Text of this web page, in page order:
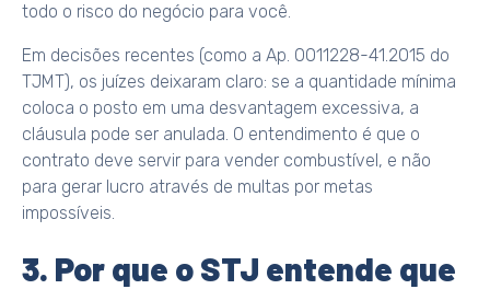
todo o risco do negócio para você.
Em decisões recentes (como a Ap. 0011228-41.2015 do
TJMT), os juízes deixaram claro: se a quantidade mínima
coloca o posto em uma desvantagem excessiva, a
cláusula pode ser anulada. O entendimento é que o
contrato deve servir para vender combustível, e não
para gerar lucro através de multas por metas
impossíveis.
3. Por que o STJ entende que